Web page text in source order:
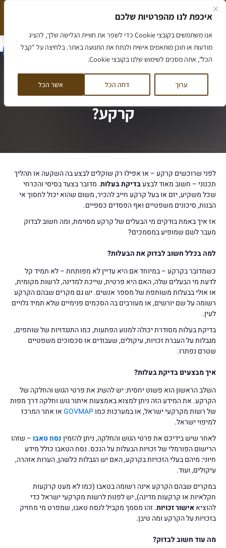
איכפת לנו מהפרטיות שלכם
אנו משתמשים בקובצי Cookie כדי לשפר את חוויית הגלישה שלך, להציג
מודעות או תוכן מותאמים אישית ולנתח את התנועה באתר. בלחיצה על "קבל
הכל", אתה מסכים לשימוש שלנו בקובצי Cookie.
ערוך דחה הכל אשר הכל
דילוג
לתוכן
המלצה חמה שווה יותר מאלף מילים
כיצד לבצע בדיקת בעלות על קרקע?
כיצד לבצע בדיקת בעלות על
קרקע?
לפני שרוכשים קרקע – או אפילו רק שוקלים לבצע בה השקעה או תהליך
תכנוני – חשוב מאוד לבצעבדיקת בעלות. מדובר בצעד בסיסי והכרחי
שכל משקיע, יזם או בעל קרקע חייב להכיר, משום שהוא יכול לחסוך אי
הבנות, סיכונים משפטיים ואף הפסדים כספיים.
אז איך באמת בודקים מי הבעלים של קרקע מסוימת, ומה חשוב לבדוק
מעבר לשם שמופיע במסמכים?
למה בכלל חשוב לבדוק את הבעלות?
כשמדובר בקרקע – במיוחד אם היא עדיין לא מפותחת – לא תמיד קל
לדעת מי הבעלים שלה, האם היא פרטית, שייכת למדינה, לרשות מקומית,
או אולי בבעלות משותפת של מספר אנשים. יש גם מקרים שבהם הקרקע
רשומה על שם יורשים, או מעורבים בה הסכמים פנימיים שלא תמיד גלויים
לעין.
בדיקת בעלות מסודרת יכולה למנוע הפתעות, כמו התנגדויות של שותפים,
מגבלות על העברת זכויות, עיקולים, שעבודים או סכסוכים משפטיים
שטרם נפתרו.
איך מבצעים בדיקת בעלות?
השלב הראשון הוא פשוט יחסית: יש להשיג את פרטי הגוש והחלקה של
הקרקע. את המידע הזה ניתן למצוא באמצעות איתור גוש וחלקה דרך מפות
של רשות מקרקעי ישראל, או במערכות כמוGOVMAPאו אתר המרכז
למיפוי ישראל.
לאחר שיש בידיכם את פרטי הגוש והחלקה, ניתן להזמיןנסח טאבו– שזהו
הרישום הפורמלי של זכויות הבעלות על הנכס. נסח הטאבו כולל מידע
חיוני: מיהם בעלי הזכויות בקרקע, האם יש הגבלות כלשהן, הערות אזהרה,
עיקולים, ועוד.
במקרים שבהם הקרקע אינה רשומה בטאבו (כמו לא מעט קרקעות
חקלאיות או קרקעות מדינה), יש לפנות לרשות מקרקעי ישראל כדי
להוציאאישור זכויות. זהו מסמך מקביל לנסח טאבו, שמפרט מי מחזיק
בזכויות על הקרקע ומה טיבן.
מה עוד חשוב לבדוק?